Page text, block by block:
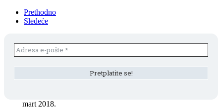
Prethodno
Sledeće
mart 2018.